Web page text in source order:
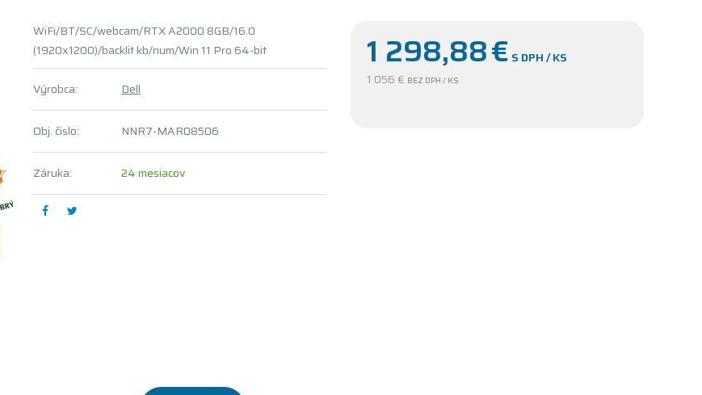
1 298,88€ S DPH / KS
1 056 € BEZ DPH / KS
WiFi/BT/SC/webcam/RTX A2000 8GB/16.0
(1920x1200)/backlit kb/num/Win 11 Pro 64-bit
Výrobca: Dell
Obj. čislo: NNR7-MAR08506
Záruka: 24 mesiacov